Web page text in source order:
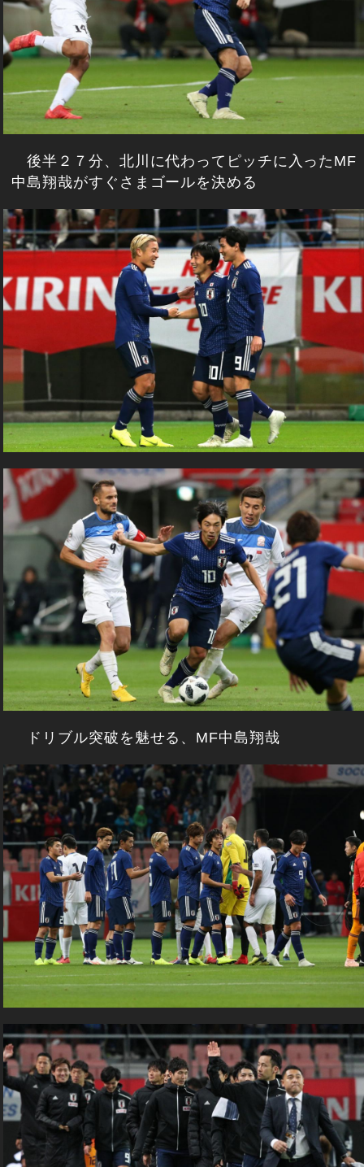
後半２７分、北川に代わってピッチに入ったMF
中島翔哉がすぐさまゴールを決める
ドリブル突破を魅せる、MF中島翔哉